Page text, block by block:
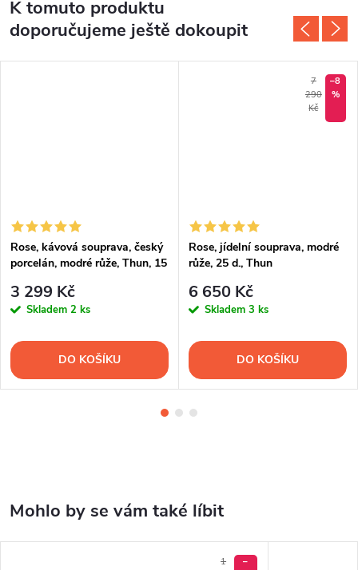
K tomuto produktu
doporučujeme ještě dokoupit
Rose, kávová souprava, český
porcelán, modré růže, Thun, 15
3 299 Kč
Skladem 2 ks
DO KOŠÍKU
7
290
Kč
–8
%
Rose, jídelní souprava, modré
růže, 25 d., Thun
6 650 Kč
Skladem 3 ks
DO KOŠÍKU
1
–